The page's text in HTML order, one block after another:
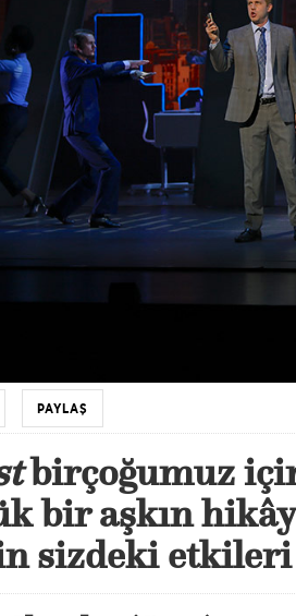
PAYLAŞ
birçoğumuz
bir aşkın
sizdeki etkileri